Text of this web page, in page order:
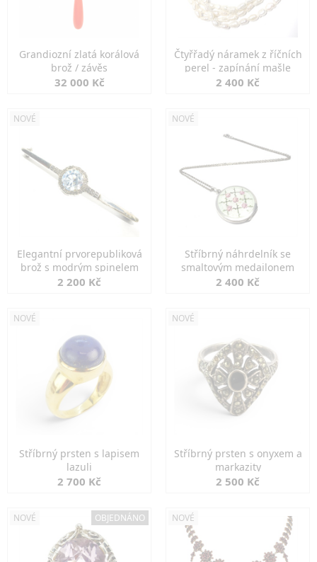
Grandiozní zlatá korálová
brož / závěs
32 000 Kč
Čtyřřadý náramek z říčních
perel - zapínání mašle
2 400 Kč
NOVÉ
Elegantní prvorepubliková
brož s modrým spinelem
2 200 Kč
NOVÉ
Stříbrný náhrdelník se
smaltovým medailonem
2 400 Kč
NOVÉ
Stříbrný prsten s lapisem
lazuli
2 700 Kč
NOVÉ
Stříbrný prsten s onyxem a
markazity
2 500 Kč
NOVÉ OBJEDNÁNO NOVÉ